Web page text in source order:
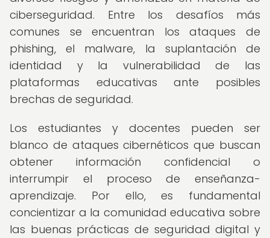
ciberseguridad. Entre los desafíos más
comunes se encuentran los ataques de
phishing, el malware, la suplantación de
identidad y la vulnerabilidad de las
plataformas educativas ante posibles
brechas de seguridad.
Los estudiantes y docentes pueden ser
blanco de ataques cibernéticos que buscan
obtener información confidencial o
interrumpir el proceso de enseñanza-
aprendizaje. Por ello, es fundamental
concientizar a la comunidad educativa sobre
las buenas prácticas de seguridad digital y